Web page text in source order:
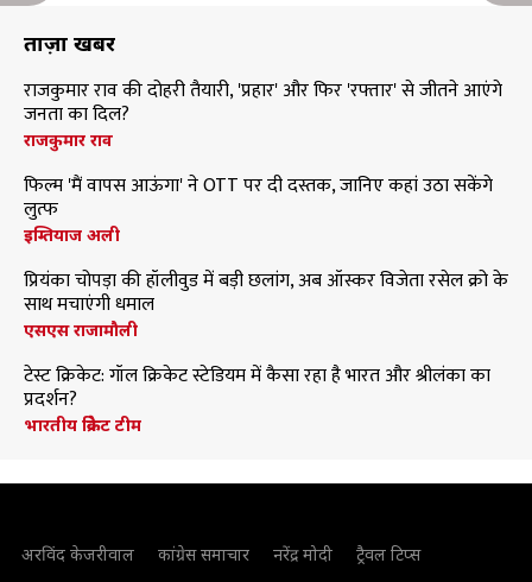
ताज़ा खबरें
राजकुमार राव की दोहरी तैयारी, 'प्रहार' और फिर 'रफ्तार' से जीतने आएंगे
जनता का दिल?
राजकुमार राव
फिल्म 'मैं वापस आऊंगा' ने OTT पर दी दस्तक, जानिए कहां उठा सकेंगे
लुत्फ
इम्तियाज अली
प्रियंका चोपड़ा की हॉलीवुड में बड़ी छलांग, अब ऑस्कर विजेता रसेल क्रो के
साथ मचाएंगी धमाल
एसएस राजामौली
टेस्ट क्रिकेट: गॉल क्रिकेट स्टेडियम में कैसा रहा है भारत और श्रीलंका का
प्रदर्शन?
भारतीय क्रिकेट टीम
अरविंद केजरीवाल कांग्रेस समाचार नरेंद्र मोदी ट्रैवल टिप्स